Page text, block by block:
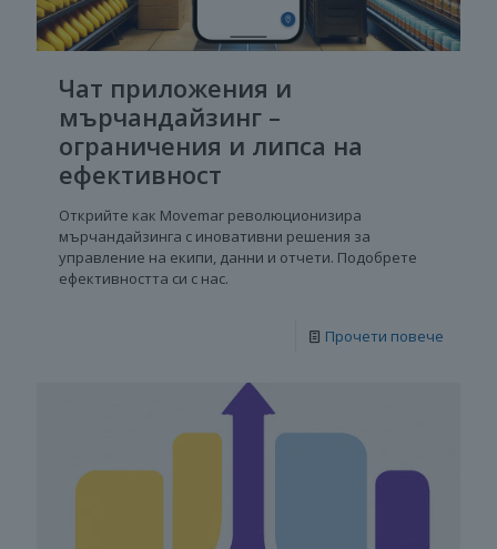
Чат приложения и
мърчандайзинг –
ограничения и липса на
ефективност
Открийте как Movemar революционизира
мърчандайзинга с иновативни решения за
управление на екипи, данни и отчети. Подобрете
ефективността си с нас.
Прочети повече